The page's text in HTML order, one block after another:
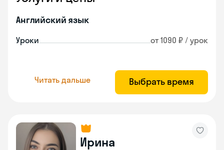
Английский язык
Уроки от 1090 ₽ / урок
Читать дальше Выбрать время
Ирина